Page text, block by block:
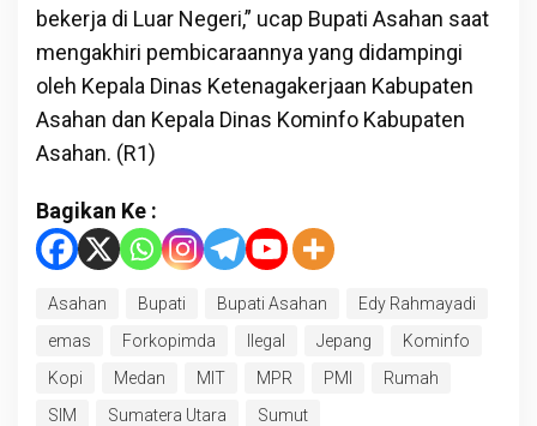
bekerja di Luar Negeri,” ucap Bupati Asahan saat
mengakhiri pembicaraannya yang didampingi
oleh Kepala Dinas Ketenagakerjaan Kabupaten
Asahan dan Kepala Dinas Kominfo Kabupaten
Asahan. (R1)
Bagikan Ke :
Asahan Bupati Bupati Asahan
Edy Rahmayadi
emas
Forkopimda Ilegal Jepang
Kominfo
Kopi
Medan MIT MPR PMI
Rumah
SIM
Sumatera Utara Sumut